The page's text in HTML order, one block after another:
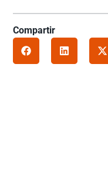
Compartir